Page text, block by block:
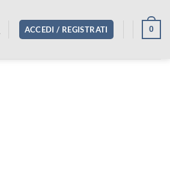
ACCEDI / REGISTRATI 0